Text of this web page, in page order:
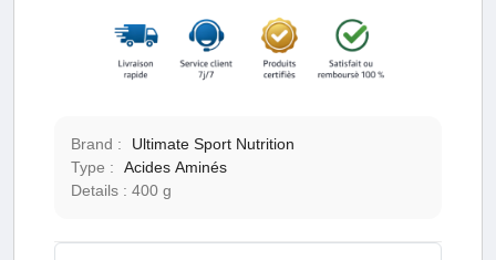
la glutamine?" trouve sa réponse dans son rôle
essentiel pour la récupération musculaire et le
renforcement du système immunitaire. En choisissant
Brand :
Ultimate Sport Nutrition
Type :
Acides Aminés
Details :
400 g